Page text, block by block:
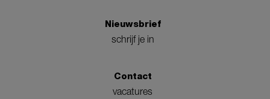
Nieuwsbrief
schrijf je in
Contact
vacatures